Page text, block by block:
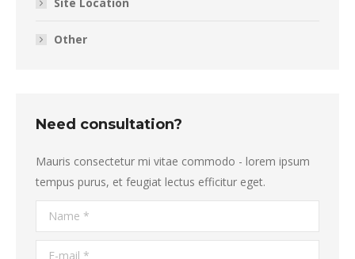
Other
Need consultation?
Mauris consectetur mi vitae commodo - lorem ipsum
tempus purus, et feugiat lectus efficitur eget.
Name *
E-mail *